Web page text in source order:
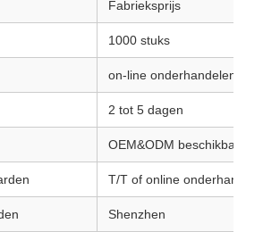
Fabrieksprijs
1000 stuks
on-line onderhandelen
2 tot 5 dagen
OEM&ODM beschikbaar
T/T of online
Shenzhen